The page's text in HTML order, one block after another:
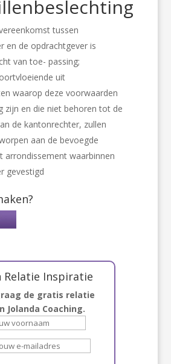
tussen
en de opdrachtgever is
van toe- passing;
uit
waarop deze voorwaarden
zijn en die niet behoren tot de
de kantonrechter, zullen
aan de bevoegde
arrondissement waarbinnen
gevestigd
Relatie Inspiratie
de gratis relatie
Jolanda Coaching.